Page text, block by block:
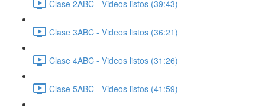
Clase 2ABC - Videos listos (39:43)
Clase 3ABC - Videos listos (36:21)
Clase 4ABC - Videos listos (31:26)
Clase 5ABC - Videos listos (41:59)